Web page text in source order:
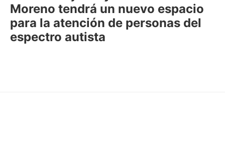
Moreno tendrá un nuevo espacio
para la atención de personas del
espectro autista